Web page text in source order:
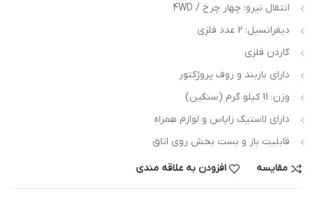
انتقال نیرو: چهار چرخ / 4WD
دیفرانسیل: 2 عدد فلزی
گاردن فلزی
دارای باربند و روف پروژکتور
وزن: 11 کیلو گرم (سنگین)
دارای لاستیک زاپاس و لوازم همراه
قابلیت باز و بست بخش روی اتاق
مقایسه افزودن به علاقه مندی